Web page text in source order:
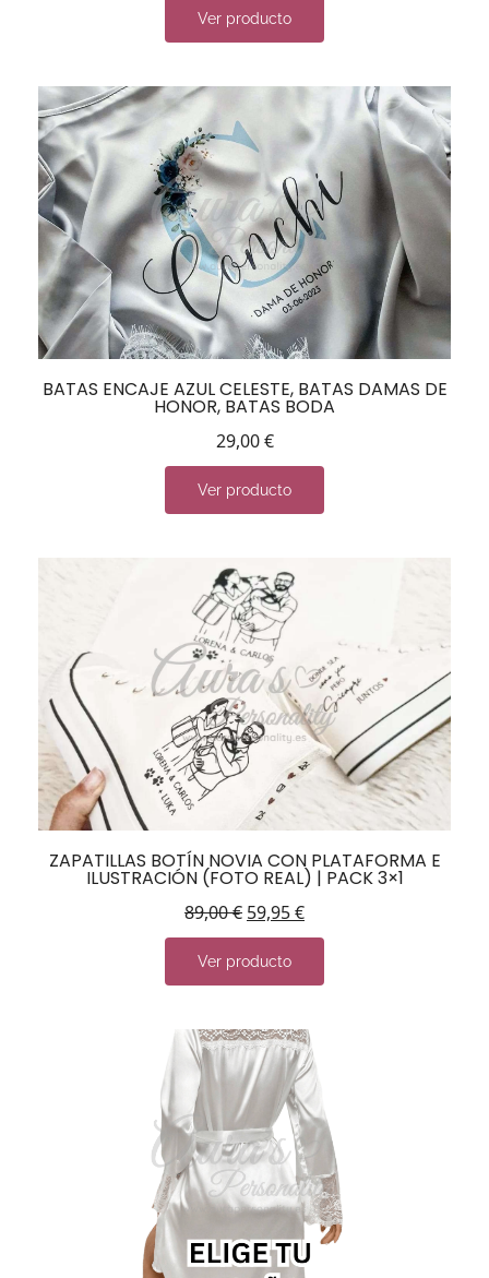
Ver producto
BATAS ENCAJE AZUL CELESTE, BATAS DAMAS DE
HONOR, BATAS BODA
29,00€
Ver producto
ZAPATILLAS BOTÍN NOVIA CON PLATAFORMA E
ILUSTRACIÓN (FOTO REAL) | PACK 3×1
89,00€ 59,95€
Ver producto